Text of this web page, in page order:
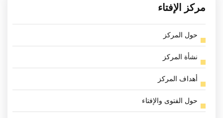
مركز الإفتاء
حول المركز
نشأة المركز
أهداف المركز
حول الفتوى والإفتاء